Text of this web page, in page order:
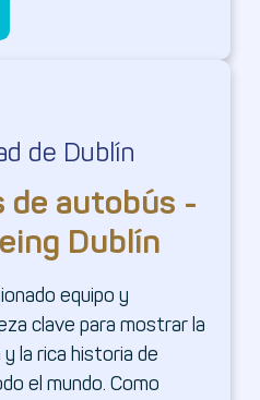
de Dublín
de autobús -
Dublín
equipo y
clave para mostrar la
la rica historia de
el mundo. Como